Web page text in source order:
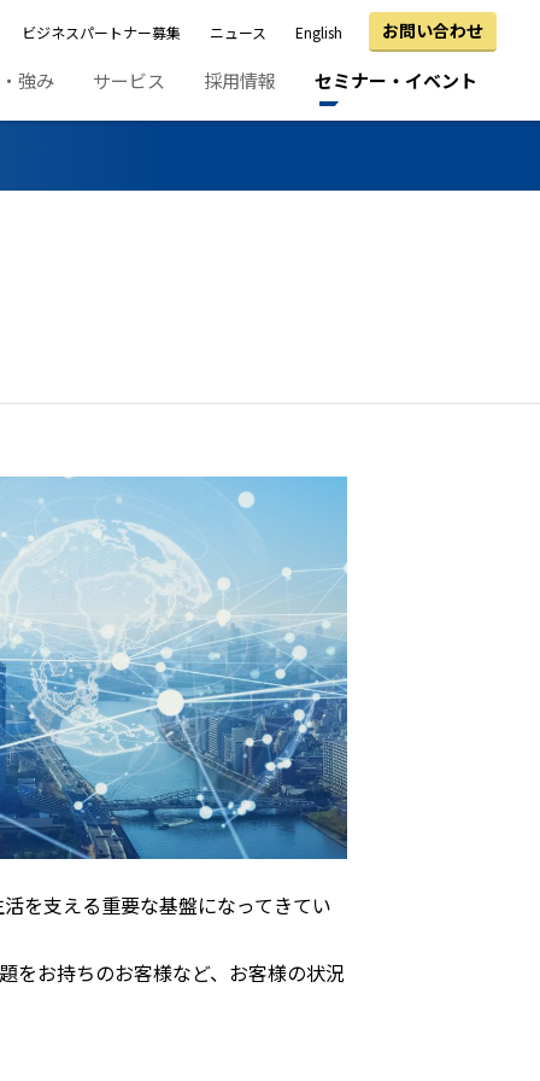
お問い合わせ
強み サービス 採用情報 セミナー・イベント
ビジネスパートナー募集 ニュース English
を支える重要な基盤になってきてい
をお持ちのお客様など、お客様の状況